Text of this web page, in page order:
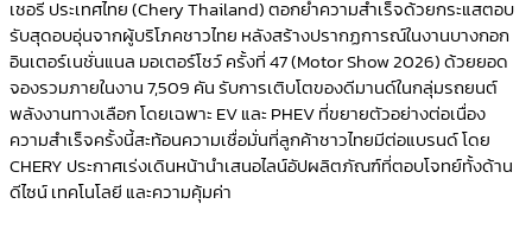
เชอรี ประเทศไทย (Chery Thailand) ตอกย้ำความสำเร็จด้วยกระแสตอบ
รับสุดอบอุ่นจากผู้บริโภคชาวไทย หลังสร้างปรากฏการณ์ในงานบางกอก
อินเตอร์เนชั่นแนล มอเตอร์โชว์ ครั้งที่ 47 (Motor Show 2026) ด้วยยอด
จองรวมภายในงาน 7,509 คัน รับการเติบโตของดีมานด์ในกลุ่มรถยนต์
พลังงานทางเลือก โดยเฉพาะ EV และ PHEV ที่ขยายตัวอย่างต่อเนื่อง
ความสำเร็จครั้งนี้สะท้อนความเชื่อมั่นที่ลูกค้าชาวไทยมีต่อแบรนด์ โดย
CHERY ประกาศเร่งเดินหน้านำเสนอไลน์อัปผลิตภัณฑ์ที่ตอบโจทย์ทั้งด้าน
ดีไซน์ เทคโนโลยี และความคุ้มค่า